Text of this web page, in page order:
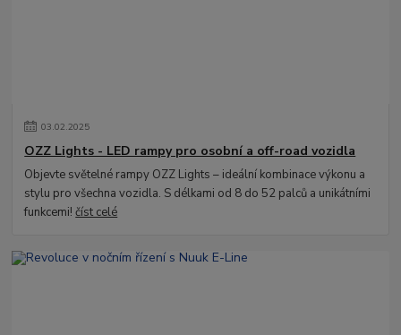
03.02.2025
OZZ Lights - LED rampy pro osobní a off-road vozidla
Objevte světelné rampy OZZ Lights – ideální kombinace výkonu a
stylu pro všechna vozidla. S délkami od 8 do 52 palců a unikátními
funkcemi!číst celé